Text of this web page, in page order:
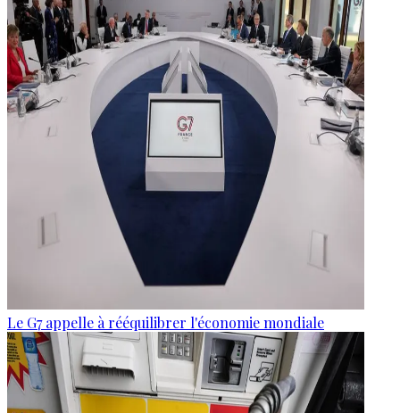
Le G7 appelle à rééquilibrer l'économie mondiale